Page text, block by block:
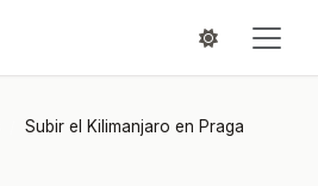
Subir el Kilimanjaro en Praga